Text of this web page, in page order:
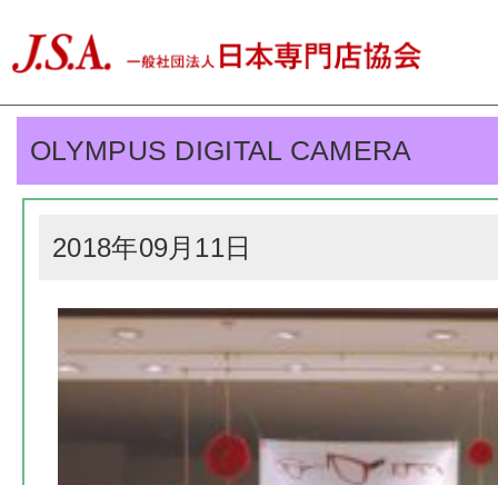
OLYMPUS DIGITAL CAMERA
2018年09月11日